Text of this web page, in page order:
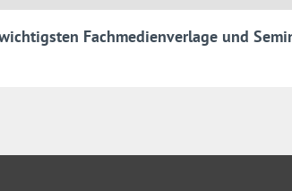
Gesetzen
Fachmedienverlage und